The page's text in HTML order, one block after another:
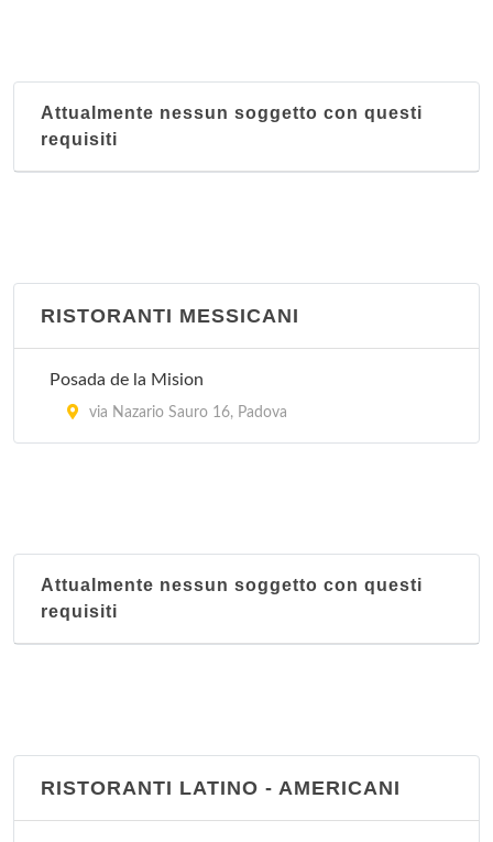
Attualmente nessun soggetto con questi
requisiti
RISTORANTI MESSICANI
Posada de la Mision
via Nazario Sauro 16, Padova
Attualmente nessun soggetto con questi
requisiti
RISTORANTI LATINO - AMERICANI